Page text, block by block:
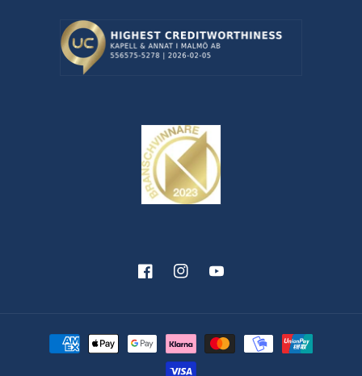
FacebookInstagramYouTube
Betalningsmetoder